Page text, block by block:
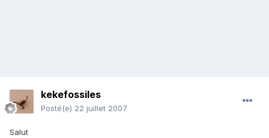
kekefossiles
Posté(e) 22 juillet 2007
Salut